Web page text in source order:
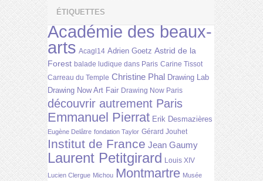
ÉTIQUETTES
Académie des beaux-
arts Acagl14 Adrien Goetz Astrid de la
Forest balade ludique dans Paris Carine Tissot
Carreau du Temple Christine Phal Drawing Lab
Drawing Now Art Fair Drawing Now Paris
découvrir autrement Paris
Emmanuel Pierrat Erik Desmazières
Eugène Delâtre fondation Taylor Gérard Jouhet
Institut de France Jean Gaumy
Laurent Petitgirard Louis XIV
Lucien Clergue Michou Montmartre Musée